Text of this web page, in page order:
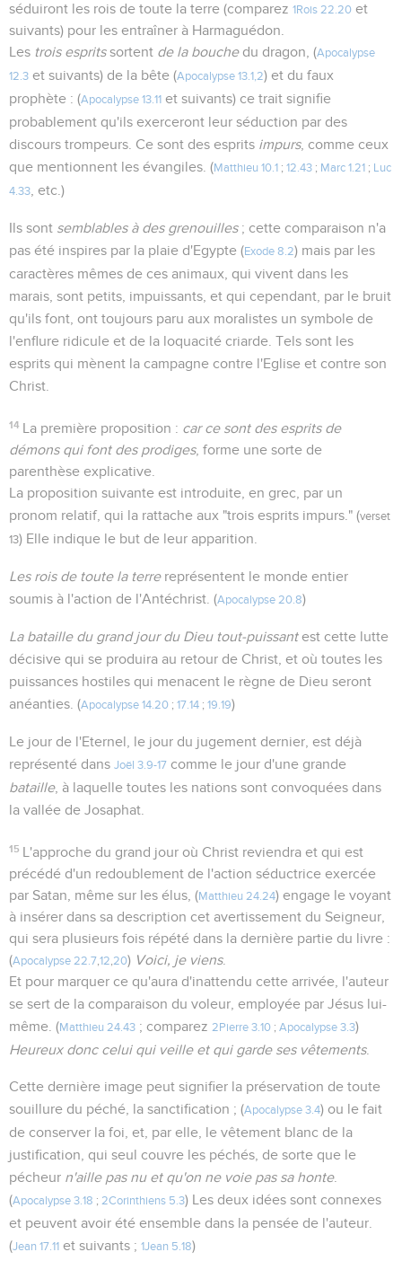
séduiront les rois de toute la terre (comparez 1Rois 22.20 et
suivants) pour les entraîner à Harmaguédon.
Les trois espritssortent de la bouchedu dragon, (Apocalypse
12.3 et suivants) de la bête (Apocalypse 13.1,2) et du faux
prophète : (Apocalypse 13.11 et suivants) ce trait signifie
probablement qu'ils exerceront leur séduction par des
discours trompeurs. Ce sont des esprits impurs, comme ceux
que mentionnent les évangiles. (Matthieu 10.1 ; 12.43 ; Marc 1.21 ;
Luc
4.33
, etc.)
Ils sont semblables à des grenouilles; cette comparaison n'a
pas été inspires par la plaie d'Egypte (Exode 8.2) mais par les
caractères mêmes de ces animaux, qui vivent dans les
marais, sont petits, impuissants, et qui cependant, par le bruit
qu'ils font, ont toujours paru aux moralistes un symbole de
l'enflure ridicule et de la loquacité criarde. Tels sont les
esprits qui mènent la campagne contre l'Eglise et contre son
Christ.
14 La première proposition : car ce sont des esprits de
démons qui font des prodiges, forme une sorte de
parenthèse explicative.
La proposition suivante est introduite, en grec, par un
pronom relatif, qui la rattache aux "trois esprits impurs." (verset
13) Elle indique le but de leur apparition.
Les rois de toute la terrereprésentent le monde entier
soumis à l'action de l'Antéchrist. (Apocalypse 20.8)
La bataille du grand jour du Dieu tout-puissantest cette lutte
décisive qui se produira au retour de Christ, et où toutes les
puissances hostiles qui menacent le règne de Dieu seront
anéanties. (Apocalypse 14.20 ; 17.14 ; 19.19)
Le jour de l'Eternel, le jour du jugement dernier, est déjà
représenté dans Joël 3.9-17 comme le jour d'une grande
bataille, à laquelle toutes les nations sont convoquées dans
la vallée de Josaphat.
15 L'approche du grand jour où Christ reviendra et qui est
précédé d'un redoublement de l'action séductrice exercée
par Satan, même sur les élus, (Matthieu 24.24) engage le voyant
à insérer dans sa description cet avertissement du Seigneur,
qui sera plusieurs fois répété dans la dernière partie du livre :
(Apocalypse 22.7 12 20) Voici, je viens.
Et pour marquer ce qu'aura d'inattendu cette arrivée, l'auteur
se sert de la comparaison du voleur, employée par Jésus lui-
même. (Matthieu 24.43 ; comparez 2Pierre 3.10 ; Apocalypse 3.3)
Heureux donc celui qui veille et qui garde ses vêtements.
Cette dernière image peut signifier la préservation de toute
souillure du péché, la sanctification ; (Apocalypse 3.4) ou le fait
de conserver la foi, et, par elle, le vêtement blanc de la
justification, qui seul couvre les péchés, de sorte que le
pécheur n'aille pas nu et qu'on ne voie pas sa honte.
(Apocalypse 3.18 ; 2Corinthiens 5.3) Les deux idées sont connexes
et peuvent avoir été ensemble dans la pensée de l'auteur.
(Jean 17.11 et suivants ; 1Jean 5.18)